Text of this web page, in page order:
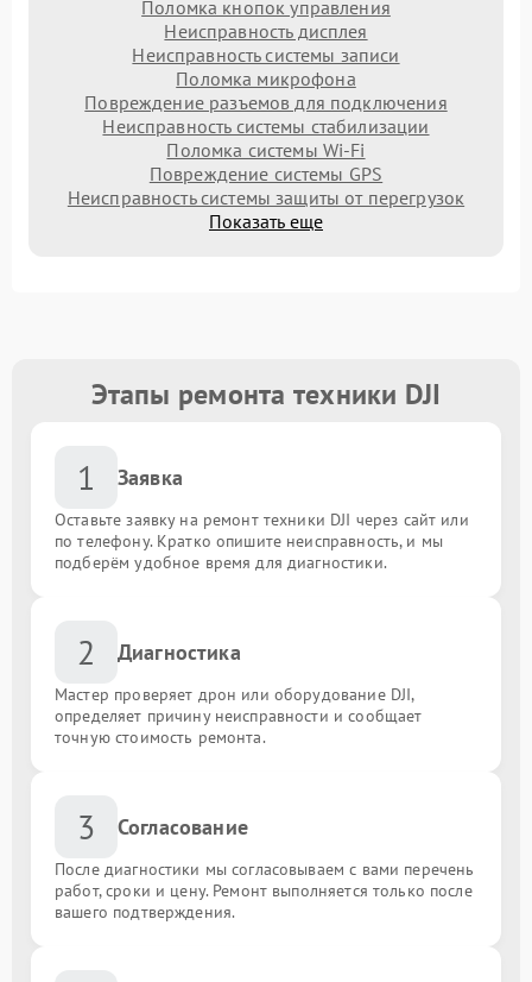
Поломка кнопок управления
Неисправность дисплея
Неисправность системы записи
Поломка микрофона
Повреждение разъемов для подключения
Неисправность системы стабилизации
Поломка системы Wi-Fi
Повреждение системы GPS
Неисправность системы защиты от перегрузок
Показать еще
Этапы ремонта техники DJI
1 Заявка
Оставьте заявку на ремонт техники DJI через сайт или
по телефону. Кратко опишите неисправность, и мы
подберём удобное время для диагностики.
2 Диагностика
Мастер проверяет дрон или оборудование DJI,
определяет причину неисправности и сообщает
точную стоимость ремонта.
3 Согласование
После диагностики мы согласовываем с вами перечень
работ, сроки и цену. Ремонт выполняется только после
вашего подтверждения.